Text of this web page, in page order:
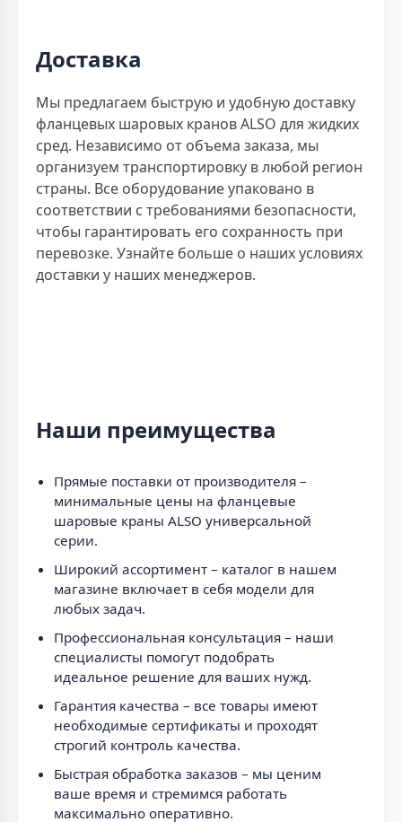
Доставка
Мы предлагаем быструю и удобную доставку
фланцевых шаровых кранов ALSO для жидких
сред. Независимо от объема заказа, мы
организуем транспортировку в любой регион
страны. Все оборудование упаковано в
соответствии с требованиями безопасности,
чтобы гарантировать его сохранность при
перевозке. Узнайте больше о наших условиях
доставки у наших менеджеров.
Наши преимущества
Прямые поставки от производителя –
минимальные цены на фланцевые
шаровые краны ALSO универсальной
серии.
Широкий ассортимент – каталог в нашем
магазине включает в себя модели для
любых задач.
Профессиональная консультация – наши
специалисты помогут подобрать
идеальное решение для ваших нужд.
Гарантия качества – все товары имеют
необходимые сертификаты и проходят
строгий контроль качества.
Быстрая обработка заказов – мы ценим
ваше время и стремимся работать
максимально оперативно.